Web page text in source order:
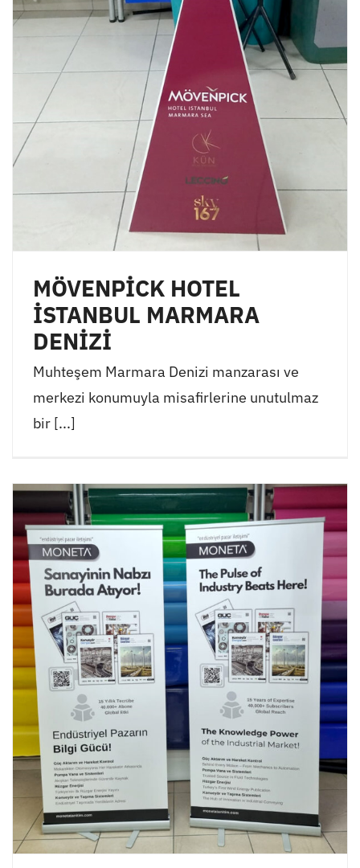
MÖVENPİCK HOTEL
İSTANBUL MARMARA
DENİZİ
Muhteşem Marmara Denizi manzarası ve
merkezi konumuyla misafirlerine unutulmaz
bir [...]